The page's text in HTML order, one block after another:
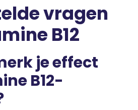
vragen
B12
je effect
B12-